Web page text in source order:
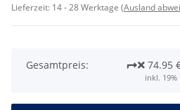
Lieferzeit: 14 - 28 Werktage (Ausland
Gesamtpreis: 74.95
inkl. 19%